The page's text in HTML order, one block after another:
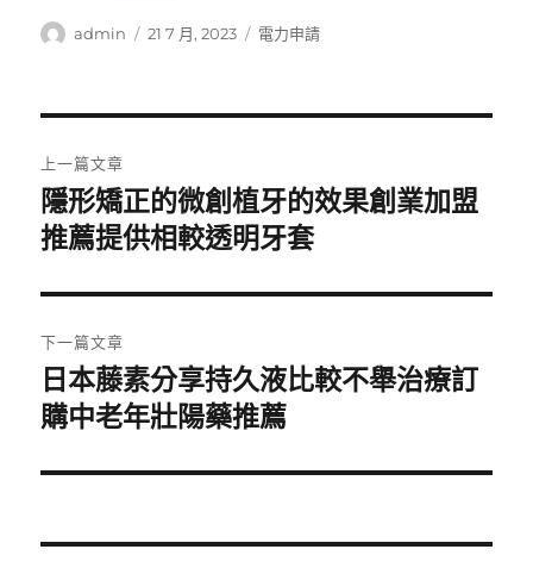
作
admin
發
21 7 月, 2023
分
電力申請
章
導
覽
上一篇文章
上
一
文
章:
隱形矯正的微創植牙的效果創業加盟
推薦提供相較透明牙套
下一篇文章
下
一
文
日本藤素分享持久液比較不舉治療訂
購中老年壯陽藥推薦